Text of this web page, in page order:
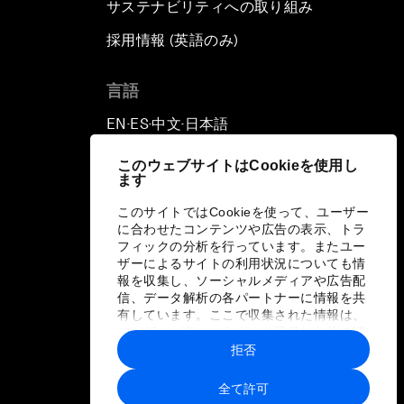
このウェブサイトはCookieを使用し
ます
このサイトではCookieを使って、ユーザー
に合わせたコンテンツや広告の表示、トラ
フィックの分析を行っています。またユー
ザーによるサイトの利用状況についても情
報を収集し、ソーシャルメディアや広告配
信、データ解析の各パートナーに情報を共
有しています。ここで収集された情報は、
ユーザーが各パートナーに提供した他の情
報や各パートナーのサービスを使用した際
に収集された情報と組み合わされ、各パー
トナーによって使用されることがありま
す。
全て許可
拒否
サステナビリティへの取り組み
採用情報 (英語のみ)
言語
EN ▪ ES▪中文▪ 日本語